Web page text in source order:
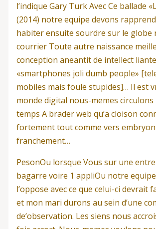
l’indique Gary Turk Avec Ce ballade
(2014) notre equipe devons
habiter ensuite sourdre sur le globe
courrier Toute autre naissance
conception aneantit de intellect
«smartphones joli dumb people»
mobiles mais foule stupides]… Il est
monde digital nous-memes circulons
temps A brader web qu’a cloison
fortement tout comme vers
franchement…
PesonOu lorsque Vous sur une
bagarre voire 1 appliOu notre
l’oppose avec ce que celui-ci devrait
et mon mari durons au sein d’une
de’observation. Les siens nous